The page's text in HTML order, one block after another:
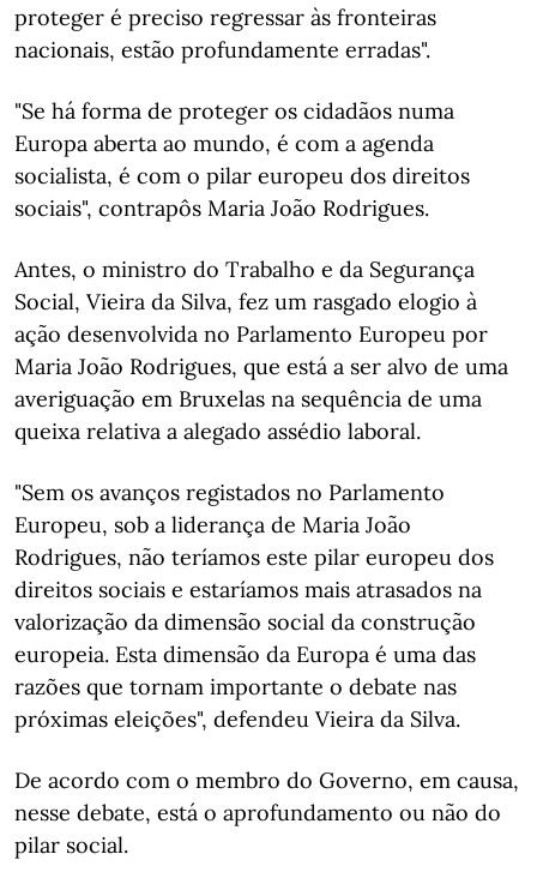
proteger é preciso regressar às fronteiras
nacionais, estão profundamente erradas".
"Se há forma de proteger os cidadãos numa
Europa aberta ao mundo, é com a agenda
socialista, é com o pilar europeu dos direitos
sociais", contrapôs Maria João Rodrigues.
Antes, o ministro do Trabalho e da Segurança
Social, Vieira da Silva, fez um rasgado elogio à
ação desenvolvida no Parlamento Europeu por
Maria João Rodrigues, que está a ser alvo de uma
averiguação em Bruxelas na sequência de uma
queixa relativa a alegado assédio laboral.
"Sem os avanços registados no Parlamento
Europeu, sob a liderança de Maria João
Rodrigues, não teríamos este pilar europeu dos
direitos sociais e estaríamos mais atrasados na
valorização da dimensão social da construção
europeia. Esta dimensão da Europa é uma das
razões que tornam importante o debate nas
próximas eleições", defendeu Vieira da Silva.
De acordo com o membro do Governo, em causa,
nesse debate, está o aprofundamento ou não do
pilar social.